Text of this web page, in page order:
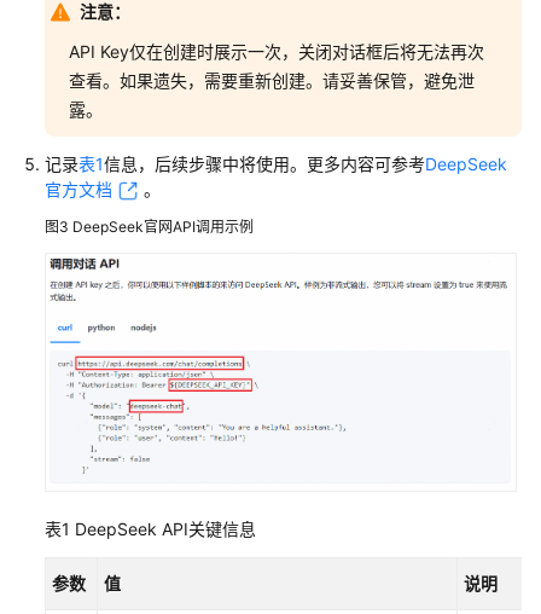
育
场
景
医
疗
场
电
子
商
务
见
问
注意：
API Key仅在创建时展示一次，关闭对话框后将无法再次
查看。如果遗失，需要重新创建。请妥善保管，避免泄
露。
记录表1信息，后续步骤中将使用。更多内容可参考DeepSeek
官方文档
。
图3 DeepSeek官网API调用示例
表1 DeepSeek API关键信息
参数 值 说明